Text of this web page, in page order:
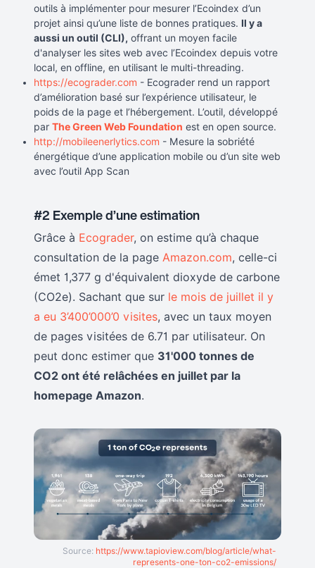
outils à implémenter pour mesurer l’Ecoindex d’un
projet ainsi qu’une liste de bonnes pratiques. Il y a
aussi un outil (CLI), offrant un moyen facile
d'analyser les sites web avec l’Ecoindex depuis votre
local, en offline, en utilisant le multi-threading.
https://ecograder.com - Ecograder rend un rapport
d’amélioration basé sur l’expérience utilisateur, le
poids de la page et l’hébergement. L’outil, développé
par The Green Web Foundation est en open source.
http://mobileenerlytics.com - Mesure la sobriété
énergétique d’une application mobile ou d’un site web
avec l’outil App Scan
#2 Exemple d’une estimation
Grâce à Ecograder, on estime qu’à chaque
consultation de la page Amazon.com, celle-ci
émet 1,377 g d'équivalent dioxyde de carbone
(CO2e). Sachant que sur le mois de juillet il y
a eu 3’400’000’0 visites, avec un taux moyen
de pages visitées de 6.71 par utilisateur. On
peut donc estimer que 31'000 tonnes de
CO2 ont été relâchées en juillet par la
homepage Amazon.
Source: https://www.tapioview.com/blog/article/what-
represents-one-ton-co2-emissions/